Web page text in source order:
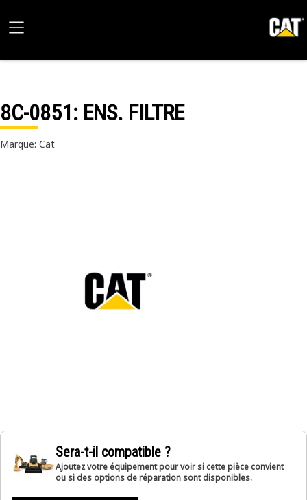
8C-0851: ENS. FILTRE
Marque: Cat
Sera-t-il compatible ?
Ajoutez votre équipement pour voir si cette pièce convient
ou si des options de réparation sont disponibles.